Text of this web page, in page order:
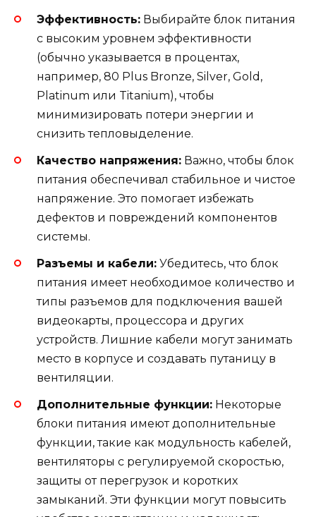
Эффективность: Выбирайте блок питания
с высоким уровнем эффективности
(обычно указывается в процентах,
например, 80 Plus Bronze, Silver, Gold,
Platinum или Titanium), чтобы
минимизировать потери энергии и
снизить тепловыделение.
Качество напряжения: Важно, чтобы блок
питания обеспечивал стабильное и чистое
напряжение. Это помогает избежать
дефектов и повреждений компонентов
системы.
Разъемы и кабели: Убедитесь, что блок
питания имеет необходимое количество и
типы разъемов для подключения вашей
видеокарты, процессора и других
устройств. Лишние кабели могут занимать
место в корпусе и создавать путаницу в
вентиляции.
Дополнительные функции: Некоторые
блоки питания имеют дополнительные
функции, такие как модульность кабелей,
вентиляторы с регулируемой скоростью,
защиты от перегрузок и коротких
замыканий. Эти функции могут повысить